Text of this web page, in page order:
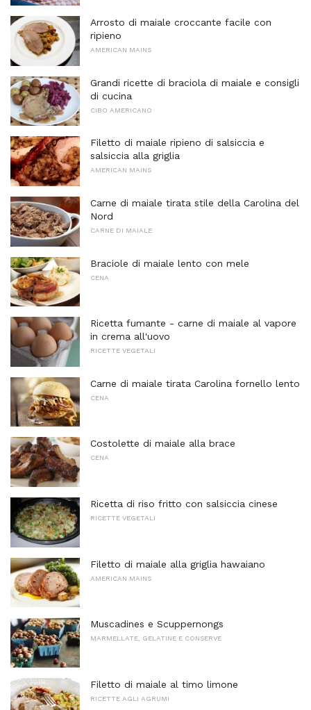
Arrosto di maiale croccante facile con
ripieno
AMERICAN MAINS
Grandi ricette di braciola di maiale e consigli
di cucina
CIBO AMERICANO
Filetto di maiale ripieno di salsiccia e
salsiccia alla griglia
AMERICAN MAINS
Carne di maiale tirata stile della Carolina del
Nord
CARNE DI MAIALE
Braciole di maiale lento con mele
CENA
Ricetta fumante - carne di maiale al vapore
in crema all'uovo
RICETTE VEGETALI
Carne di maiale tirata Carolina fornello lento
CENA
Costolette di maiale alla brace
CENA
Ricetta di riso fritto con salsiccia cinese
RICETTE VEGETALI
Filetto di maiale alla griglia hawaiano
AMERICAN MAINS
Muscadines e Scuppernongs
MARMELLATE, GELATINE E CONSERVE
Filetto di maiale al timo limone
RICETTE AGLI AGRUMI